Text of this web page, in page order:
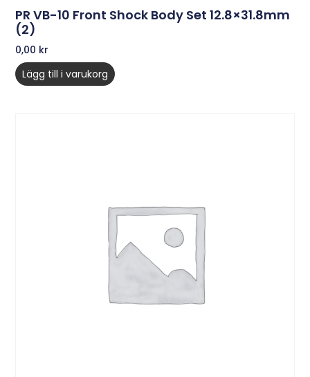
PR VB-10 Front Shock Body Set 12.8×31.8mm
(2)
0,00 kr
Lägg till i varukorg